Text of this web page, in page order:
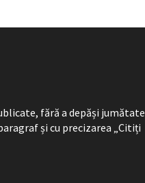
fără a depăși jumătate
și cu precizarea „Citiți